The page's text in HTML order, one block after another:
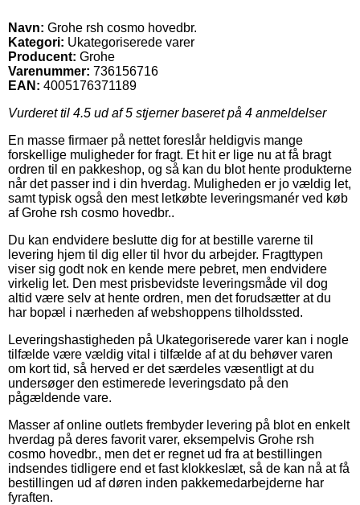
Navn: Grohe rsh cosmo hovedbr.
Kategori: Ukategoriserede varer
Producent: Grohe
Varenummer: 736156716
EAN: 4005176371189
Vurderet til 4.5 ud af 5 stjerner baseret på 4 anmeldelser
En masse firmaer på nettet foreslår heldigvis mange
forskellige muligheder for fragt. Et hit er lige nu at få bragt
ordren til en pakkeshop, og så kan du blot hente produkterne
når det passer ind i din hverdag. Muligheden er jo vældig let,
samt typisk også den mest letkøbte leveringsmanér ved køb
af Grohe rsh cosmo hovedbr..
Du kan endvidere beslutte dig for at bestille varerne til
levering hjem til dig eller til hvor du arbejder. Fragttypen
viser sig godt nok en kende mere pebret, men endvidere
virkelig let. Den mest prisbevidste leveringsmåde vil dog
altid være selv at hente ordren, men det forudsætter at du
har bopæl i nærheden af webshoppens tilholdssted.
Leveringshastigheden på Ukategoriserede varer kan i nogle
tilfælde være vældig vital i tilfælde af at du behøver varen
om kort tid, så herved er det særdeles væsentligt at du
undersøger den estimerede leveringsdato på den
pågældende vare.
Masser af online outlets frembyder levering på blot en enkelt
hverdag på deres favorit varer, eksempelvis Grohe rsh
cosmo hovedbr., men det er regnet ud fra at bestillingen
indsendes tidligere end et fast klokkeslæt, så de kan nå at få
bestillingen ud af døren inden pakkemedarbejderne har
fyraften.